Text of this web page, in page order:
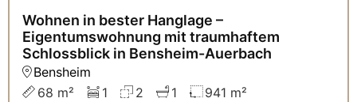
Wohnen in bester Hanglage –
Eigentumswohnung mit traumhaftem
Schlossblick in Bensheim-Auerbach
Bensheim
68 m²
1 2 1 941 m²